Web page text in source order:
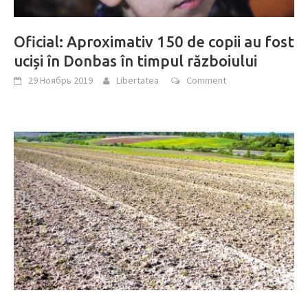
Oficial: Aproximativ 150 de copii au fost
uciși în Donbas în timpul războiului
29 Ноябрь 2019 Libertatea Comment